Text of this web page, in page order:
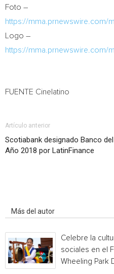
Foto –
https://mma.prnewswire.com/
Logo –
https://mma.prnewswire.com/
FUENTE Cinelatino
Artículo anterior
Scotiabank designado Banco del
Año 2018 por LatinFinance
Más del autor
Celebre la
sociales en el
Wheeling Park